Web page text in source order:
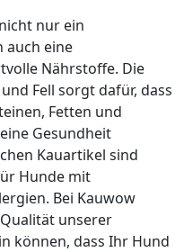
nur ein
auch eine
Nährstoffe. Die
Fell sorgt dafür, dass
Fetten und
Gesundheit
Kauartikel sind
Hunde mit
Bei Kauwow
unserer
können, dass Ihr Hund